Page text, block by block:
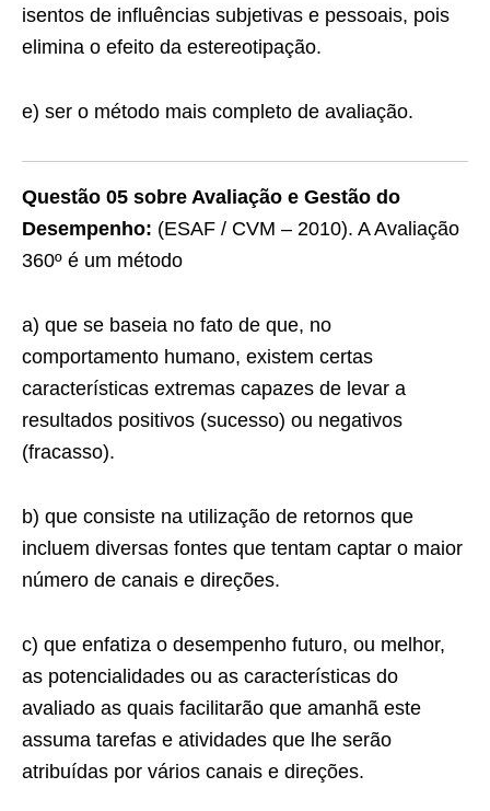
isentos de influências subjetivas e pessoais, pois
elimina o efeito da estereotipação.
e) ser o método mais completo de avaliação.
Questão 05 sobre Avaliação e Gestão do
Desempenho: (ESAF / CVM – 2010). A Avaliação
360º é um método
a) que se baseia no fato de que, no
comportamento humano, existem certas
características extremas capazes de levar a
resultados positivos (sucesso) ou negativos
(fracasso).
b) que consiste na utilização de retornos que
incluem diversas fontes que tentam captar o maior
número de canais e direções.
c) que enfatiza o desempenho futuro, ou melhor,
as potencialidades ou as características do
avaliado as quais facilitarão que amanhã este
assuma tarefas e atividades que lhe serão
atribuídas por vários canais e direções.